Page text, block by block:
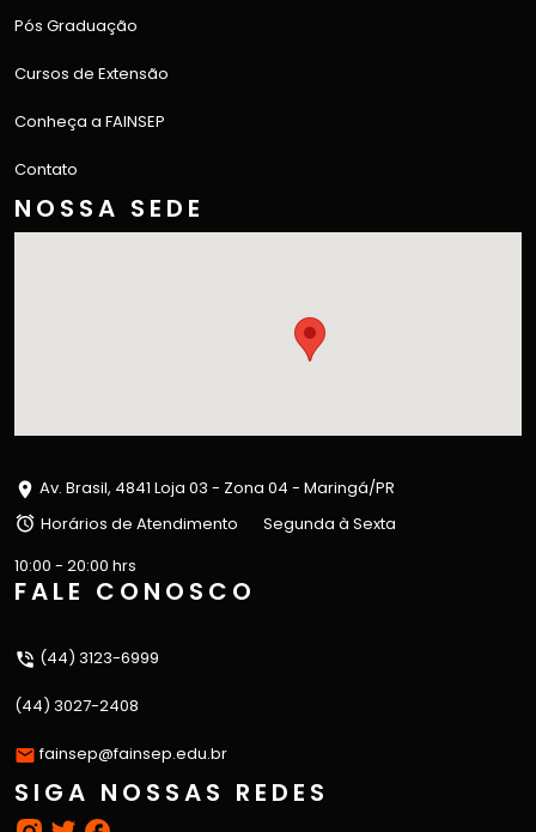
Pós Graduação
Cursos de Extensão
Conheça a FAINSEP
Contato
NOSSA SEDE
Av. Brasil, 4841 Loja 03 - Zona 04 - Maringá/PR
Horários de Atendimento
Segunda à Sexta
10:00 - 20:00 hrs
FALE CONOSCO
(44) 3123-6999
(44) 3027-2408
fainsep@fainsep.edu.br
SIGA NOSSAS REDES